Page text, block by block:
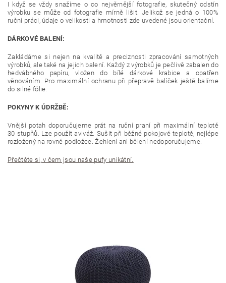
I když se vždy snažíme o co nejvěrnější fotografie, skutečný odstín
výrobku se může od fotografie mírně lišit. Jelikož se jedná o 100%
ruční práci, údaje o velikosti a hmotnosti zde uvedené jsou orientační.
DÁRKOVÉ BALENÍ:
Zakládáme si nejen na kvalitě a preciznosti zpracování samotných
výrobků, ale také na jejich balení. Každý z výrobků je pečlivě zabalen do
hedvábného papíru, vložen do bílé dárkové krabice a opatřen
věnováním. Pro maximální ochranu při přepravě balíček ještě balíme
do silné fólie.
POKYNY K ÚDRŽBĚ:
Vnější potah doporučujeme prát na ruční praní při maximální teplotě
30 stupňů. Lze použít aviváž. Sušit při běžné pokojové teplotě, nejlépe
rozložený na rovné podložce. Žehlení ani bělení nedoporučujeme.
Přečtěte si, v čem jsou naše pufy unikátní.